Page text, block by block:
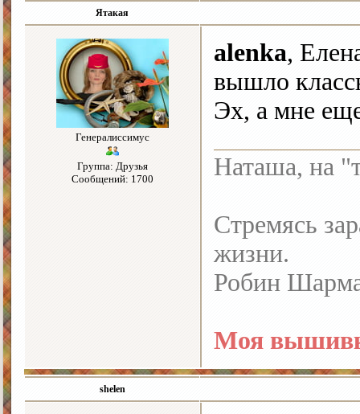
Ятакая
Генералиссимус
Группа: Друзья
Сообщений: 1700
alenka,
вышло
Эх, а мне
Наташа, на
Стремясь
жизни.
Робин
Моя
shelen